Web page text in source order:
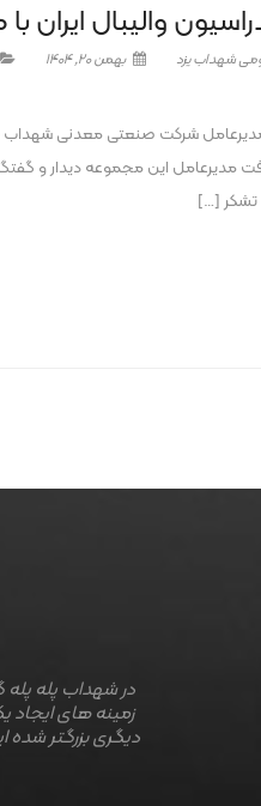
والیبال
شهداب یزد بهمن 20, 1404
با مدیرعامل شرکت صنعتی معدنی
مدیرعامل این مجموعه دیدار و
تشکر […]
در شهداب پله
زمینه های ایجاد
دیگری بزرگتر شده